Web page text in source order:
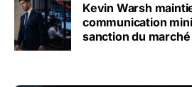
Kevin Warsh
communication
sanction du